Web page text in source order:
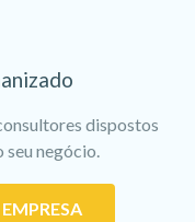
dispostos
seu negócio.